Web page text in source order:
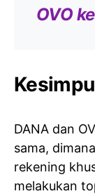
OVO
DANA dan
sama,
rekening
melakukan